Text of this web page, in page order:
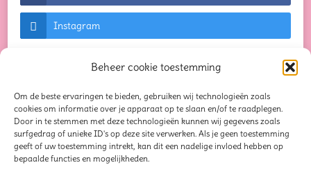
Beheer cookie toestemming
Om de beste ervaringen te bieden, gebruiken wij technologieën zoals
cookies om informatie over je apparaat op te slaan en/of te raadplegen.
Door in te stemmen met deze technologieën kunnen wij gegevens zoals
surfgedrag of unieke ID's op deze site verwerken. Als je geen toestemming
geeft of uw toestemming intrekt, kan dit een nadelige invloed hebben op
bepaalde functies en mogelijkheden.
Instagram
© Auteursrechten 2026Creaties waar je blij van
wordt.... Alle rechten voorbehouden. Chic Lite |
Ontwikkeld doorRara Themes. Mogelijk